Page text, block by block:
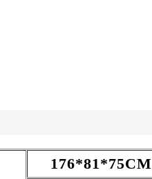
176*81*75CM